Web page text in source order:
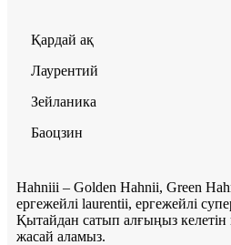
Қардай ақ
Лаурентий
Зейланика
Баоцзин
Hahniii – Golden Hahnii, Green
ергежейлі laurentii, ергежейлі
Қытайдан сатып алғыңыз келетін
жасай аламыз.